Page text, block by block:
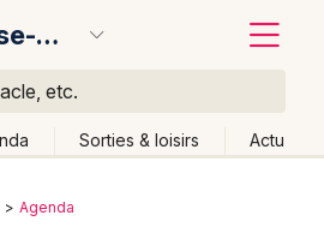
La Chaise-Dieu
etc.
Sorties & loisirs Actu
Agenda